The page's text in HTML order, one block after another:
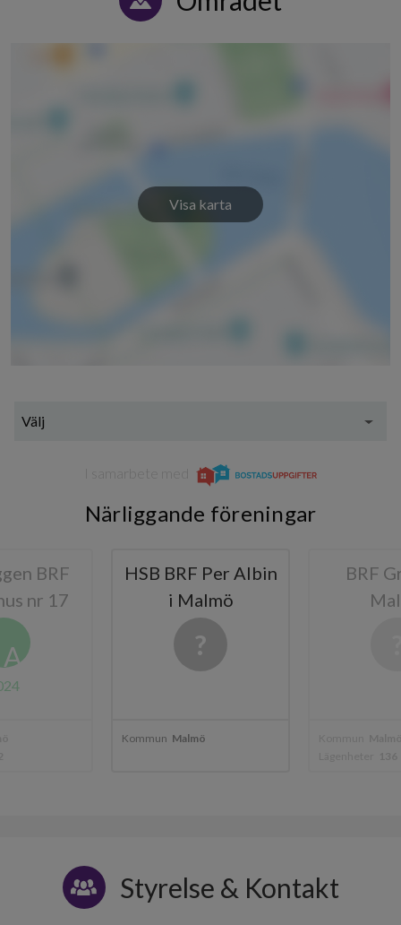
Visa karta
Välj
I samarbete med
Närliggande föreningar
BRF
nr 17
A
HSB BRF Per Albin
i Malmö
Kommun Malmö
BRF
Styrelse & Kontakt